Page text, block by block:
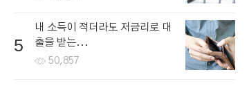
5
내 소득이 적더라도 저금리로 대
출을 받는...
50,857